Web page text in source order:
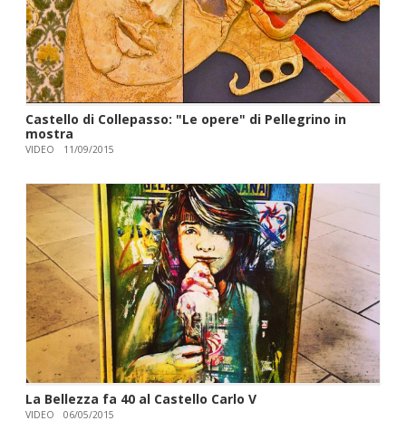
Castello di Collepasso: "Le opere" di Pellegrino in
mostra
VIDEO 11/09/2015
La Bellezza fa 40 al Castello Carlo V
VIDEO 06/05/2015